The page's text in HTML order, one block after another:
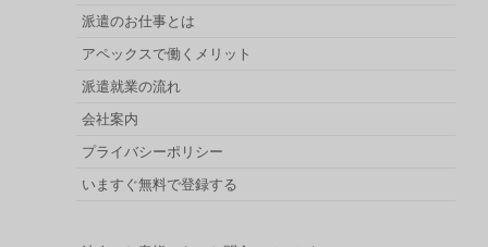
派遣のお仕事とは
アペックスで働くメリット
派遣就業の流れ
会社案内
プライバシーポリシー
いますぐ無料で登録する